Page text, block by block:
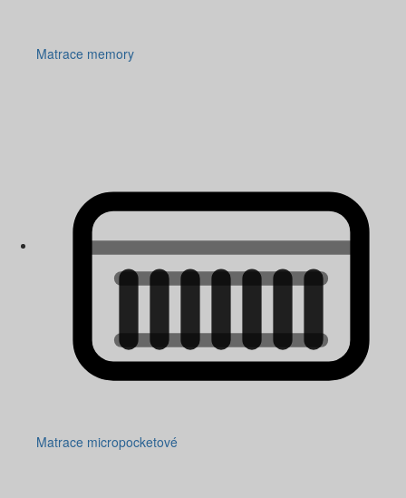
Matrace memory
Matrace micropocketové